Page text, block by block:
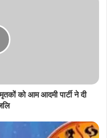
को आम आदमी पार्टी ने दी